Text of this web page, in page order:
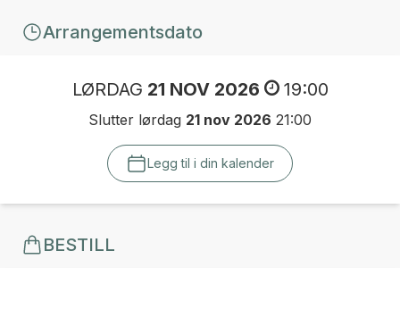
Arrangementsdato
LØRDAG 21 NOV 2026 19:00
Slutter lørdag 21 nov 2026 21:00
Legg til i din kalender
BESTILL